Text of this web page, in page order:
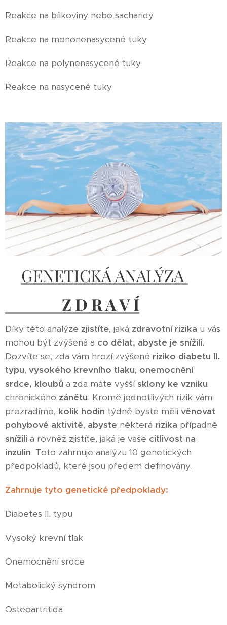
Reakce na bílkoviny nebo sacharidy
Reakce na mononenasycené tuky
Reakce na polynenasycené tuky
Reakce na nasycené tuky
GENETICKÁ ANALÝZA
Z D R A V Í
Díky této analýze zjistíte, jaká zdravotní rizika u vás
mohou být zvýšená a co dělat, abyste je snížili.
Dozvíte se, zda vám hrozí zvýšené riziko diabetu II.
typu, vysokého krevního tlaku, onemocnění
srdce, kloubů a zda máte vyššísklony ke vzniku
chronického zánětu. Kromě jednotlivých rizik vám
prozradíme, kolik hodin týdně byste měli věnovat
pohybové aktivitě, abyste některá rizika případně
snížili a rovněž zjistíte, jaká je vaše citlivost na
inzulin. Toto zahrnuje analýzu 10 genetických
předpokladů, které jsou předem definovány.
Zahrnuje tyto genetické předpoklady:
Diabetes II. typu
Vysoký krevní tlak
Onemocnění srdce
Metabolický syndrom
Osteoartritida